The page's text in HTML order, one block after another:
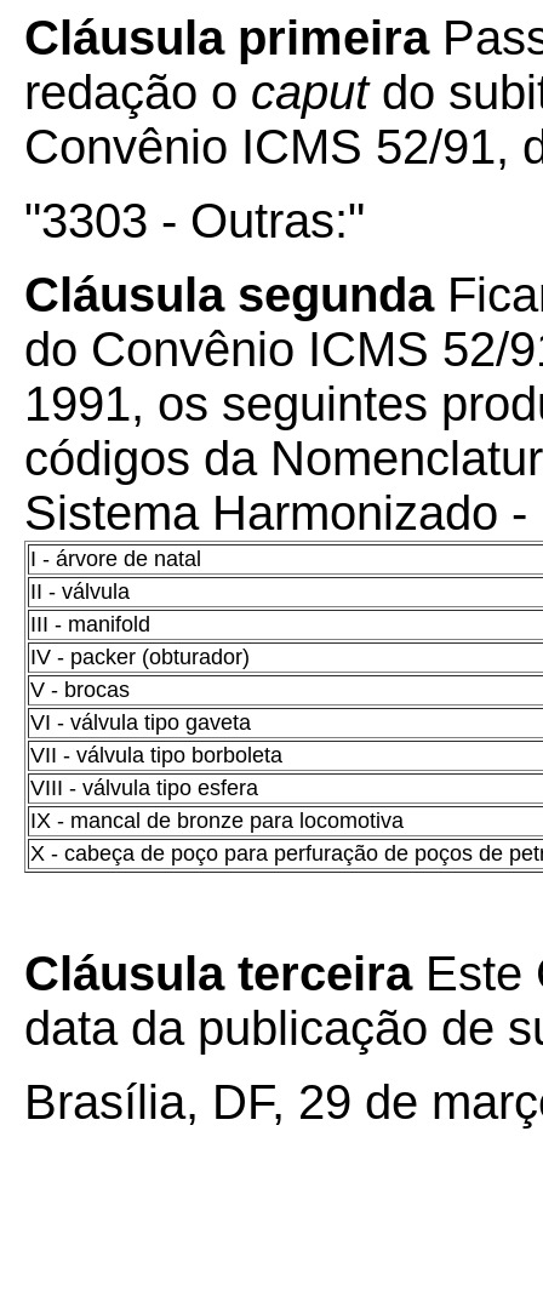
Cláusula primeira
redação o caput do
Convênio ICMS 52/91,
"3303 - Outras:"
Cláusula segunda
do Convênio ICMS 52/
1991, os seguintes
códigos da
Sistema Harmonizado
I - árvore de natal
II - válvula
III - manifold
IV - packer (obturador)
V - brocas
VI - válvula tipo gaveta
VII - válvula tipo borboleta
VIII - válvula tipo esfera
IX - mancal de bronze para locomotiva
X - cabeça de poço para perfuração de poços de
Cláusula terceira Este
data da publicação de
Brasília, DF, 29 de